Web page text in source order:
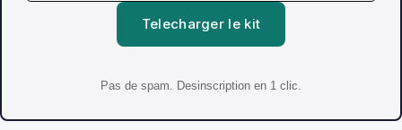
Telecharger le kit
Pas de spam. Desinscription en 1 clic.